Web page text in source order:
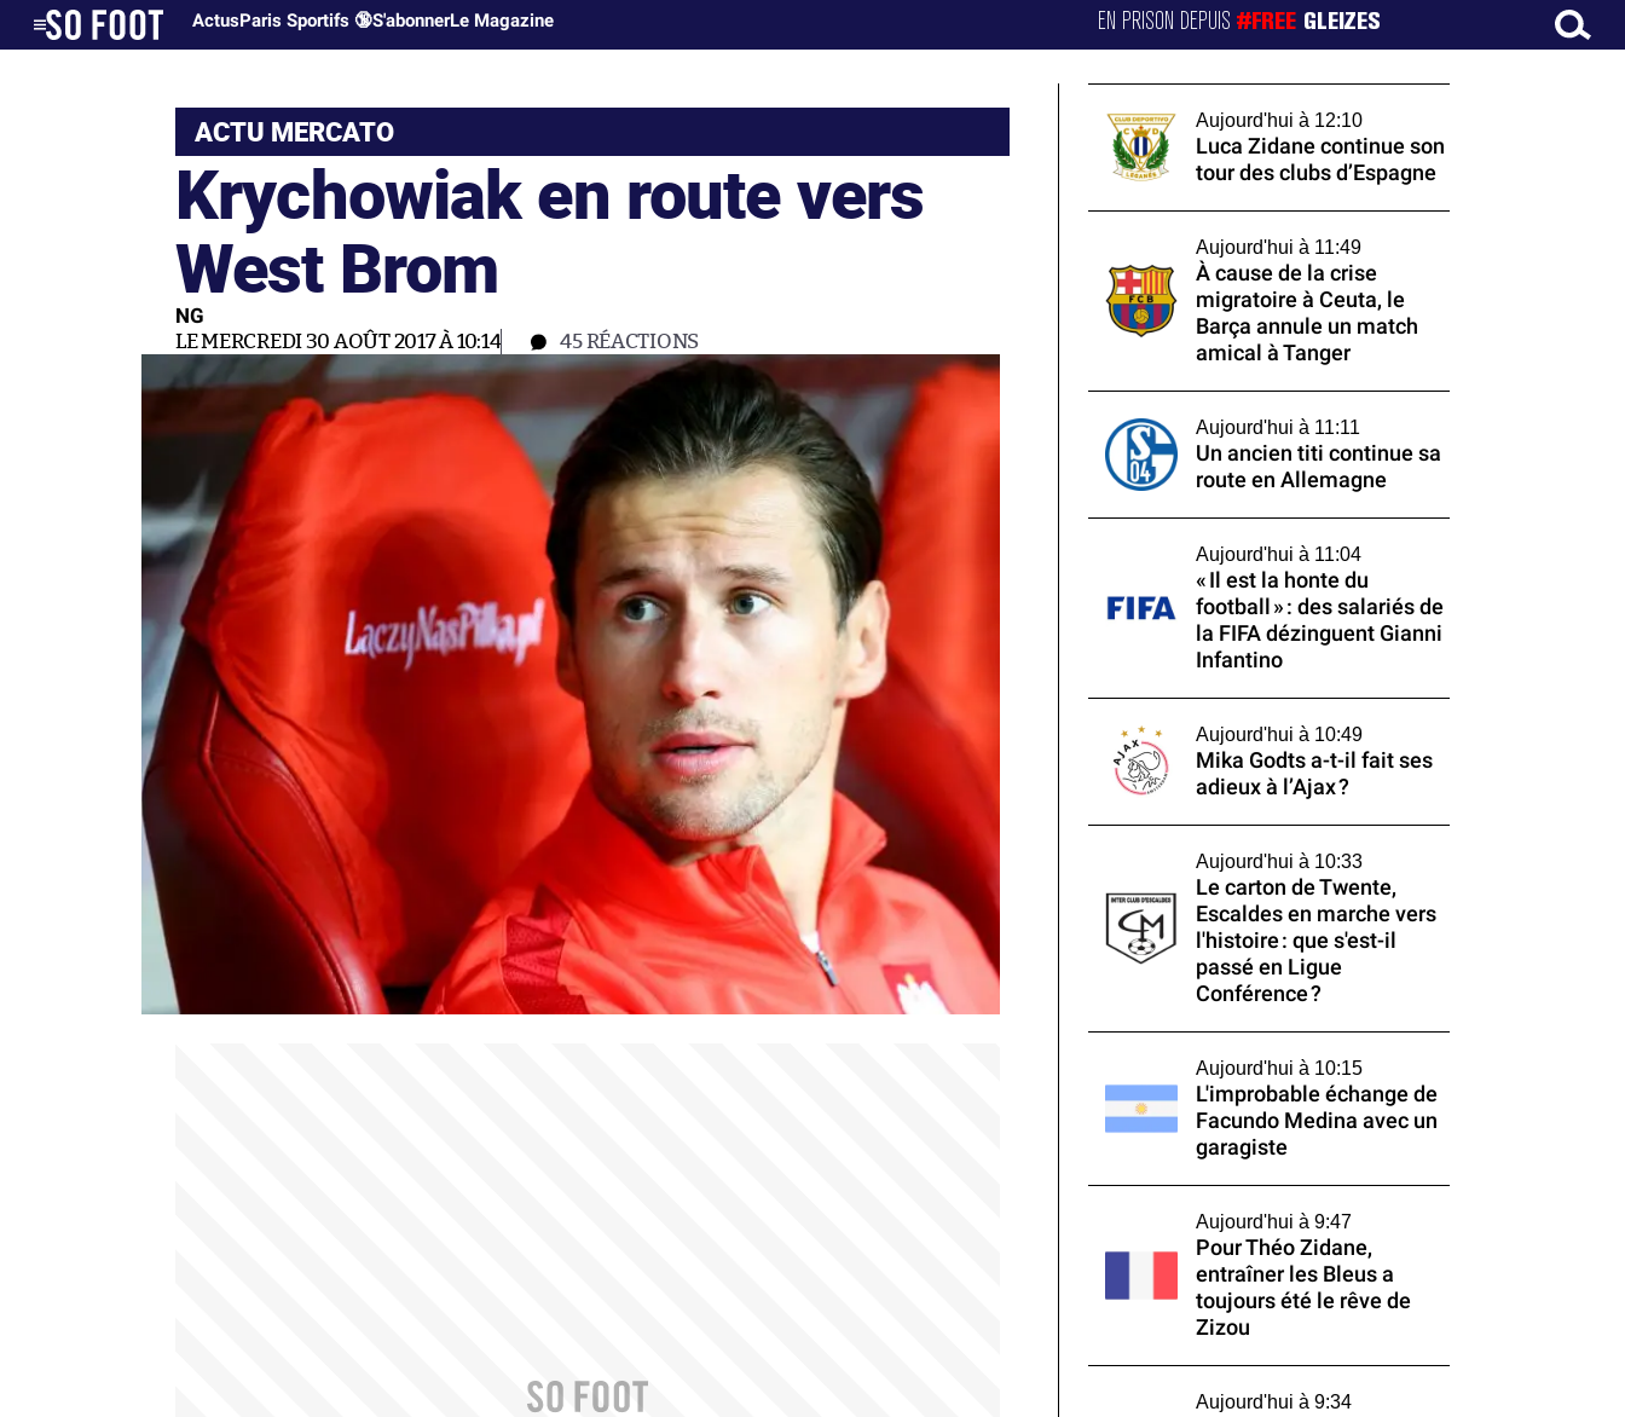
ActusParis Sportifs 🔞S'abonnerLe Magazine EN PRISON DEPUIS#FREE GLEIZES
ACTU MERCATO
Krychowiak en route vers
West Brom
NG
LE MERCREDI 30 AOÛT 2017 À 10:14 45RÉACTIONS
Aujourd'hui à 12:10
Luca Zidane continue son
tour des clubs d’Espagne
Aujourd'hui à 11:49
À cause de la crise
migratoire à Ceuta, le
Barça annule un match
amical à Tanger
Aujourd'hui à 11:11
Un ancien titi continue sa
route en Allemagne
Aujourd'hui à 11:04
« Il est la honte du
football » : des salariés de
la FIFA dézinguent Gianni
Infantino
Aujourd'hui à 10:49
Mika Godts a-t-il fait ses
adieux à l’Ajax ?
Aujourd'hui à 10:33
Le carton de Twente,
Escaldes en marche vers
l'histoire : que s'est-il
passé en Ligue
Conférence ?
Aujourd'hui à 10:15
L'improbable échange de
Facundo Medina avec un
garagiste
Aujourd'hui à 9:47
Pour Théo Zidane,
entraîner les Bleus a
toujours été le rêve de
Zizou
Aujourd'hui à 9:34